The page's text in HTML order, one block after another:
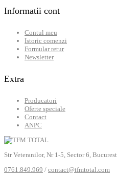
Informatii cont
Contul meu
Istoric comenzi
Formular retur
Newsletter
Extra
Producatori
Oferte speciale
Contact
ANPC
Str Veteranilor, Nr 1-5, Sector 6,
0761.849.969 / contact@tfmtotal.com